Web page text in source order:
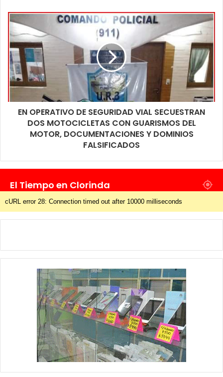
EN OPERATIVO DE SEGURIDAD VIAL SECUESTRAN
DOS MOTOCICLETAS CON GUARISMOS DEL
MOTOR, DOCUMENTACIONES Y DOMINIOS
FALSIFICADOS
El Tiempo en Clorinda
cURL error 28: Connection timed out after 10000 milliseconds